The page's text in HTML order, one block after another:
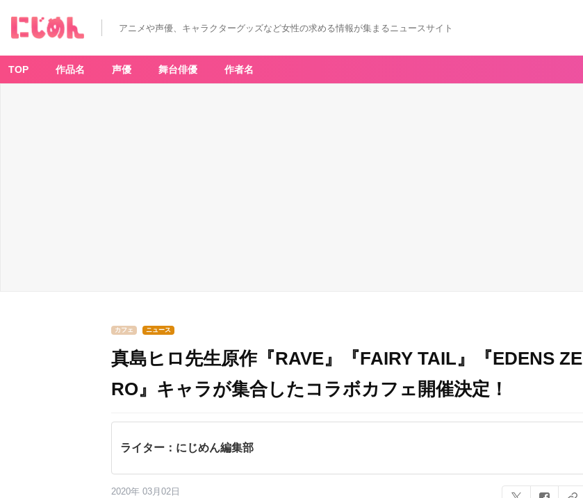
アニメや声優、キャラクターグッズなど女性の求める情報が集まるニュースサイト
TOP 作品名 声優 舞台俳優 作者名
カフェ ニュース
真島ヒロ先生原作『RAVE』『FAIRY TAIL』『EDENS ZE
RO』キャラが集合したコラボカフェ開催決定！
ライター：にじめん編集部
2020年 03月02日